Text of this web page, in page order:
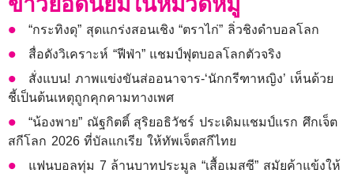
“กระทิงดุ” สุดแกร่งสอนเชิง “ตราไก่” ลิ่วชิงดำบอลโลก
สื่อดังวิเคราะห์ “ฟีฟ่า” แชมป์ฟุตบอลโลกตัวจริง
สั่งแบน! ภาพแข่งขันส่ออนาจาร-‘นักกรีฑาหญิง’ เห็นด้วย
ชี้เป็นต้นเหตุถูกคุกคามทางเพศ
“น้องพาย” ณัฐกิตติ์ สุริยอธิวัชร์ ประเดิมแชมป์แรก ศึกเจ็ต
สกีโลก 2026 ที่บัลแกเรีย ให้ทัพเจ็ตสกีไทย
แฟนบอลทุ่ม 7 ล้านบาทประมูล “เสื้อเมสซี” สมัยค้าแข้งให้